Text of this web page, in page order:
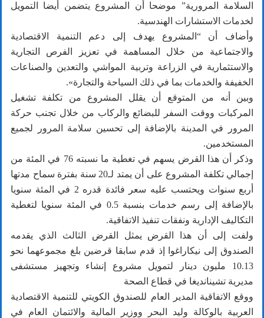
السلامة المرورية” موضحا أن المشروع يتضمن أيضا التمويل
لخدمات الاستشارات الهندسية.
وأضاف أن “المشروع يهدف إلى دعم التنمية الاقتصادية
والاجتماعية من خلال المساهمة في تعزيز الفرص التجارية
والاستثمارية في الزراعة وتربية المواشي والتعدين والصناعات
الخفيفة والخدمات بما في ذلك السياحة والتجارة».
وبين أنه من المتوقع أن يقلل المشروع من تكلفة تشغيل
المركبات ووقت السفر للبضائع والركاب من خلال تجنب حركة
المرور في المدينة بالإضافة إلى تحسين سلامة المرور لجميع
المستخدمين.
وذكر أن هذا القرض يسهم في تغطية ما نسبته 76 في المئة من
إجمالي تكلفة المشروع على أن يمتد لـ20 سنة بفترة سماح مدتها
أربع سنوات ويحتسب عليه سعر فائدة قدره 2 في المئة سنويا
بالإضافة إلى رسم خدمات بنسبة 0.5 في المئة سنويا لتغطية
التكاليف الإدارية ونفقات تنفيذ الاتفاقية.
ولفت إلى أن هذا القرض يمثل القرض الثالث الذي يقدمه
الصندوق إلى نيكاراغوا إذ قدم سابقا قرضين بلغ مجموعهما نحو
10.13 مليون دينار لتمويل مشروع إنشاء وتجهيز مستشفى
مديرية تشينانديغا في قطاع الصحة
ووقع الاتفاقية المدير العام للصندوق الكويتي للتنمية الاقتصادية
العربية بالوكالة وليد البحر ووزير المالية والائتمان العام في